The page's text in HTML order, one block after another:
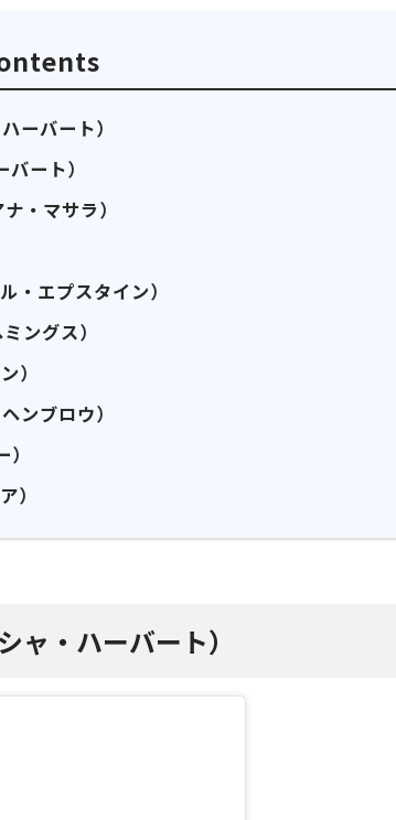
バート）
ート）
・マサラ）
エプスタイン）
ングス）
）
ブロウ）
）
・ハーバート）